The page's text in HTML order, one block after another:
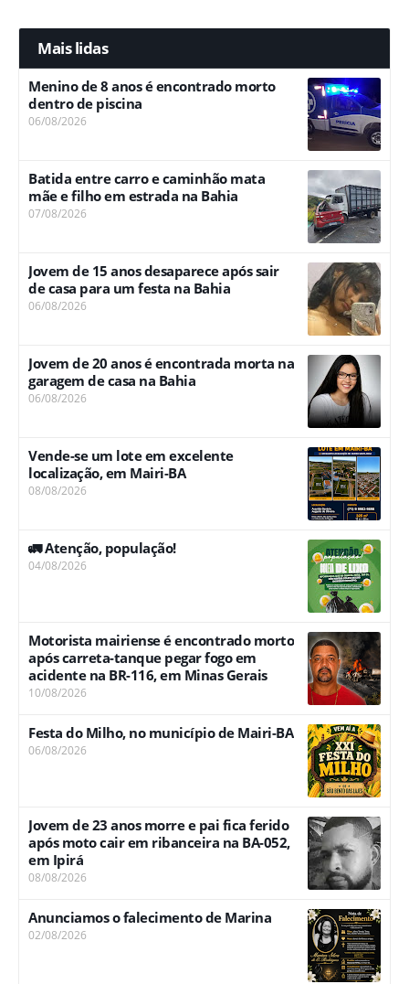
Mais lidas
Menino de 8 anos é encontrado morto
dentro de piscina
06/08/2026
Batida entre carro e caminhão mata
mãe e filho em estrada na Bahia
07/08/2026
Jovem de 15 anos desaparece após sair
de casa para um festa na Bahia
06/08/2026
Jovem de 20 anos é encontrada morta na
garagem de casa na Bahia
06/08/2026
Vende-se um lote em excelente
localização, em Mairi-BA
08/08/2026
🚛 Atenção, população!
04/08/2026
Motorista mairiense é encontrado morto
após carreta-tanque pegar fogo em
acidente na BR-116, em Minas Gerais
10/08/2026
Festa do Milho, no município de Mairi-BA
06/08/2026
Jovem de 23 anos morre e pai fica ferido
após moto cair em ribanceira na BA-052,
em Ipirá
08/08/2026
Anunciamos o falecimento de Marina
02/08/2026